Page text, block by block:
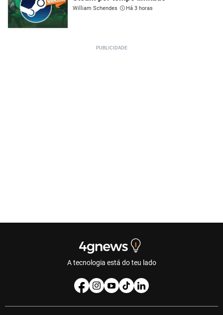
William Schendes Há 3 horas
A tecnologia está do teu lado